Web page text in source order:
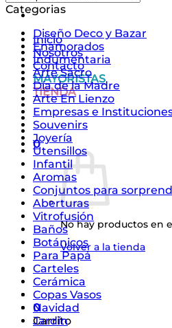
Inicio
Nosotros
Contacto
MAYORISTAS
TIENDA
0
No hay productos en
Volver a la tienda
0
Carrito
Categorias
Diseño Deco y Bazar
Enamorados
Indumentaria
Arte Sacro
Día de la Madre
Arte En Lienzo
Empresas e
Souvenirs
Joyería
Utensillos
Infantil
Aromas
Conjuntos para
Aberturas
Vitrofusión
Baños
Botánicos
Para Papá
Carteles
Cerámica
Copas Vasos
Navidad
Jardín